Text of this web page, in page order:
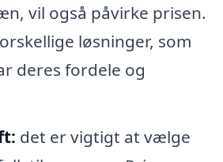
vil også påvirke prisen.
løsninger, som
deres fordele og
det er vigtigt at vælge